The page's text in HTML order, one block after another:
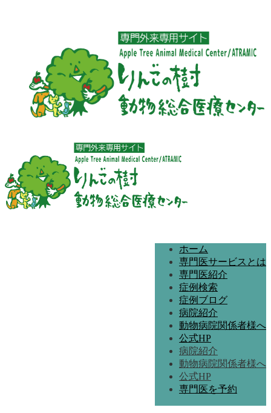
ホーム
専門医サービスとは
専門医紹介
症例検索
症例ブログ
病院紹介
動物病院関係者様へ
公式HP
病院紹介
動物病院関係者様へ
公式HP
専門医を予約